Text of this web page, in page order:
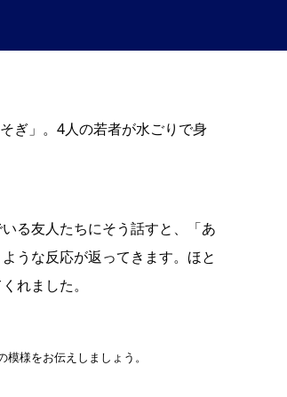
ぎ」。4人の若者が水ごりで身
る友人たちにそう話すと、「あ
うな反応が返ってきます。ほと
れました。
様をお伝えしましょう。